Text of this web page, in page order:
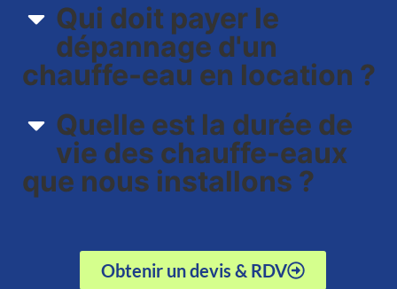
Qui doit payer le
dépannage d'un
chauffe-eau en location ?
Quelle est la durée de
vie des chauffe-eaux
que nous installons ?
Obtenir un devis & RDV